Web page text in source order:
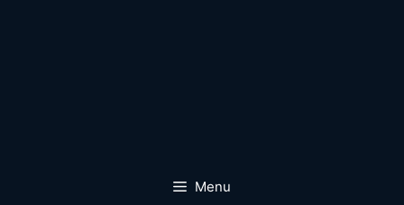
Menu